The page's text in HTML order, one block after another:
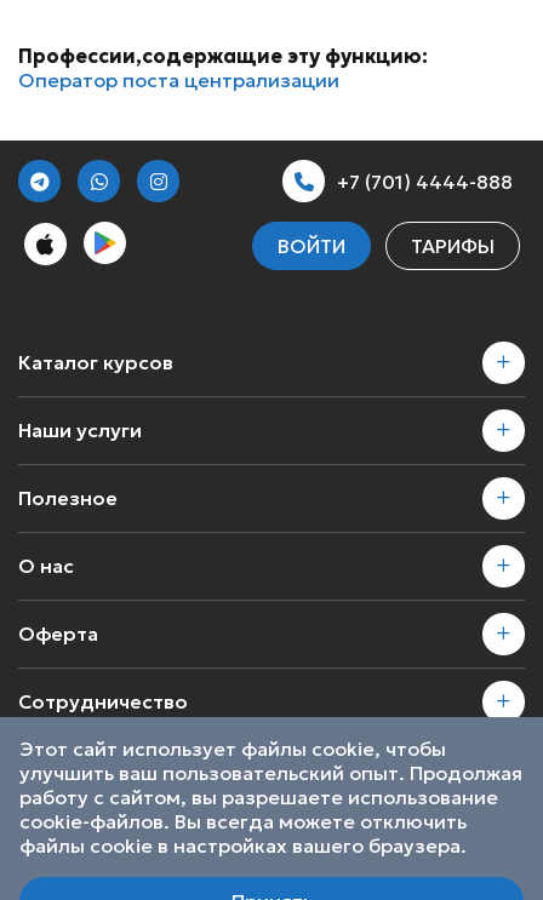
Профессии,содержащие эту функцию:
Оператор поста централизации
+7 (701) 4444-888
ВОЙТИ ТАРИФЫ
Каталог курсов
Наши услуги
Полезное
О нас
Оферта
Сотрудничество
2026 © SkillsProof | Все права защищены
Пользовательское соглашение
Являемся участниками
Этот сайт использует файлы cookie, чтобы
улучшить ваш пользовательский опыт. Продолжая
работу с сайтом, вы разрешаете использование
cookie-файлов. Вы всегда можете отключить
файлы cookie в настройках вашего браузера.